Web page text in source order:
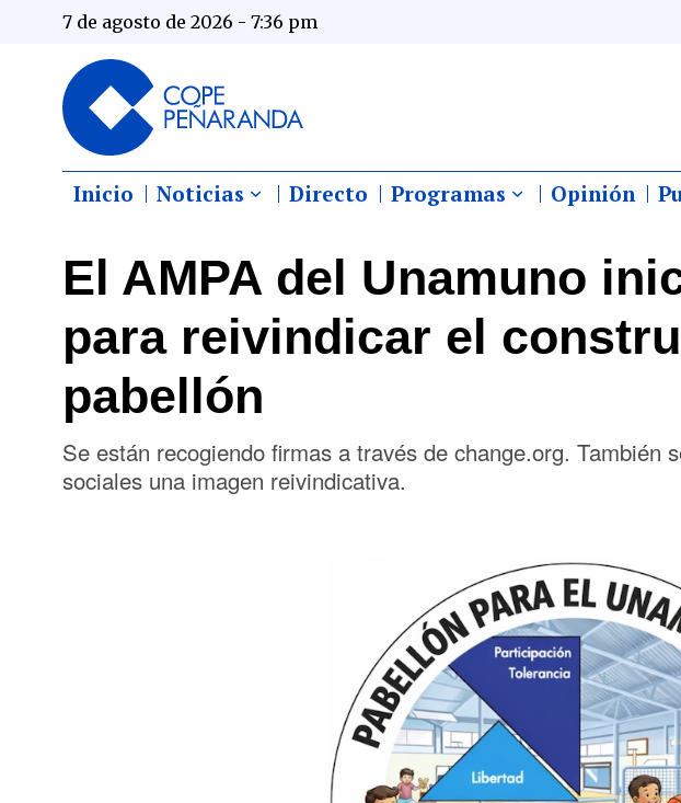
7 de agosto de 2026 - 7:36 pm
Inicio Noticias Directo Programas Opinión
El AMPA del Unamuno
para reivindicar el
pabellón
Se están recogiendo firmas a través de change.org. También
sociales una imagen reivindicativa.